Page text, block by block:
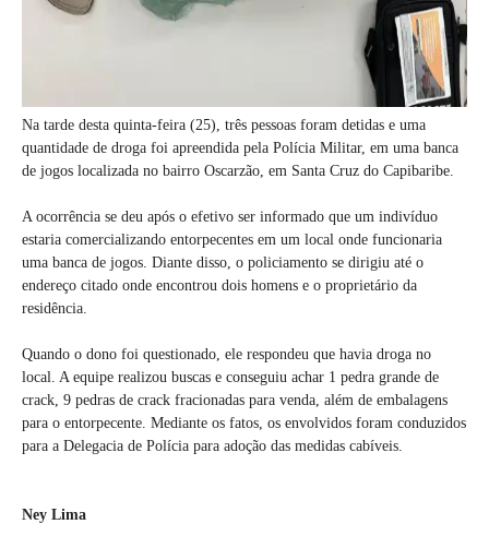
Na tarde desta quinta-feira (25), três pessoas foram detidas e uma
quantidade de droga foi apreendida pela Polícia Militar, em uma banca
de jogos localizada no bairro Oscarzão, em Santa Cruz do Capibaribe.
A ocorrência se deu após o efetivo ser informado que um indivíduo
estaria comercializando entorpecentes em um local onde funcionaria
uma banca de jogos. Diante disso, o policiamento se dirigiu até o
endereço citado onde encontrou dois homens e o proprietário da
residência.
Quando o dono foi questionado, ele respondeu que havia droga no
local. A equipe realizou buscas e conseguiu achar 1 pedra grande de
crack, 9 pedras de crack fracionadas para venda, além de embalagens
para o entorpecente. Mediante os fatos, os envolvidos foram conduzidos
para a Delegacia de Polícia para adoção das medidas cabíveis.
Ney Lima